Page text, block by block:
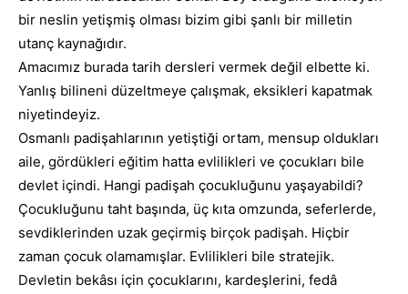
bir neslin yetişmiş olması bizim gibi şanlı bir milletin
utanç kaynağıdır.
Amacımız burada tarih dersleri vermek değil elbette ki.
Yanlış bilineni düzeltmeye çalışmak, eksikleri kapatmak
niyetindeyiz.
Osmanlı padişahlarının yetiştiği ortam, mensup oldukları
aile, gördükleri eğitim hatta evlilikleri ve çocukları bile
devlet içindi. Hangi padişah çocukluğunu yaşayabildi?
Çocukluğunu taht başında, üç kıta omzunda, seferlerde,
sevdiklerinden uzak geçirmiş birçok padişah. Hiçbir
zaman çocuk olamamışlar. Evlilikleri bile stratejik.
Devletin bekâsı için çocuklarını, kardeşlerini, fedâ